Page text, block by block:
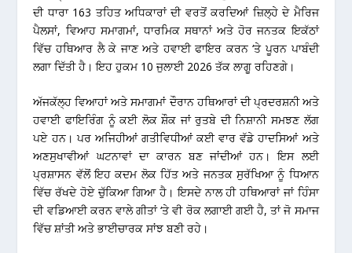
ਦੀ ਧਾਰਾ 163 ਤਹਿਤ ਅਧਿਕਾਰਾਂ ਦੀ ਵਰਤੋਂ ਕਰਦਿਆਂ ਜ਼ਿਲ੍ਹੇ ਦੇ ਮੈਰਿਜ
ਪੈਲਸਾਂ, ਵਿਆਹ ਸਮਾਗਮਾਂ, ਧਾਰਮਿਕ ਸਥਾਨਾਂ ਅਤੇ ਹੋਰ ਜਨਤਕ ਇਕੱਠਾਂ
ਵਿੱਚ ਹਥਿਆਰ ਲੈ ਕੇ ਜਾਣ ਅਤੇ ਹਵਾਈ ਫਾਇਰ ਕਰਨ ‘ਤੇ ਪੂਰਨ ਪਾਬੰਦੀ
ਲਗਾ ਦਿੱਤੀ ਹੈ। ਇਹ ਹੁਕਮ 10 ਜੁਲਾਈ 2026 ਤੱਕ ਲਾਗੂ ਰਹਿਣਗੇ।
ਅੱਜਕੱਲ੍ਹ ਵਿਆਹਾਂ ਅਤੇ ਸਮਾਗਮਾਂ ਦੌਰਾਨ ਹਥਿਆਰਾਂ ਦੀ ਪ੍ਰਦਰਸ਼ਨੀ ਅਤੇ
ਹਵਾਈ ਫਾਇਰਿੰਗ ਨੂੰ ਕਈ ਲੋਕ ਸ਼ੌਕ ਜਾਂ ਰੁਤਬੇ ਦੀ ਨਿਸ਼ਾਨੀ ਸਮਝਣ ਲੱਗ
ਪਏ ਹਨ। ਪਰ ਅਜਿਹੀਆਂ ਗਤੀਵਿਧੀਆਂ ਕਈ ਵਾਰ ਵੱਡੇ ਹਾਦਸਿਆਂ ਅਤੇ
ਅਣਸੁਖਾਵੀਆਂ ਘਟਨਾਵਾਂ ਦਾ ਕਾਰਨ ਬਣ ਜਾਂਦੀਆਂ ਹਨ। ਇਸ ਲਈ
ਪ੍ਰਸ਼ਾਸਨ ਵੱਲੋਂ ਇਹ ਕਦਮ ਲੋਕ ਹਿੱਤ ਅਤੇ ਜਨਤਕ ਸੁਰੱਖਿਆ ਨੂੰ ਧਿਆਨ
ਵਿੱਚ ਰੱਖਦੇ ਹੋਏ ਚੁੱਕਿਆ ਗਿਆ ਹੈ। ਇਸਦੇ ਨਾਲ ਹੀ ਹਥਿਆਰਾਂ ਜਾਂ ਹਿੰਸਾ
ਦੀ ਵਡਿਆਈ ਕਰਨ ਵਾਲੇ ਗੀਤਾਂ ‘ਤੇ ਵੀ ਰੋਕ ਲਗਾਈ ਗਈ ਹੈ, ਤਾਂ ਜੋ ਸਮਾਜ
ਵਿੱਚ ਸ਼ਾਂਤੀ ਅਤੇ ਭਾਈਚਾਰਕ ਸਾਂਝ ਬਣੀ ਰਹੇ।